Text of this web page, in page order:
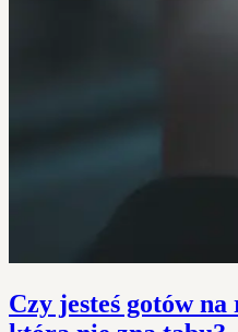
Czy jesteś gotów